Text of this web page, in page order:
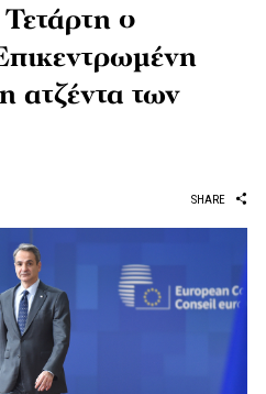
ο
ατζέντα των
SHARE